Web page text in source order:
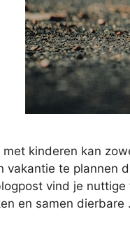
met kinderen kan
vakantie te plannen
vind je
en samen dierbare